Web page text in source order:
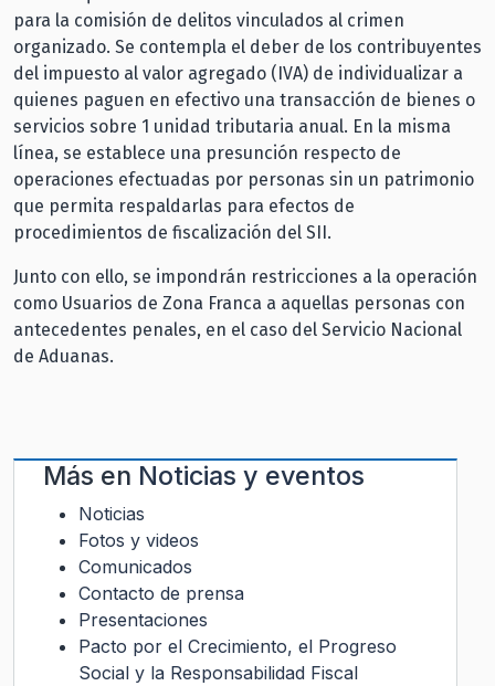
para la comisión de delitos vinculados al crimen
organizado. Se contempla el deber de los contribuyentes
del impuesto al valor agregado (IVA) de individualizar a
quienes paguen en efectivo una transacción de bienes o
servicios sobre 1 unidad tributaria anual. En la misma
línea, se establece una presunción respecto de
operaciones efectuadas por personas sin un patrimonio
que permita respaldarlas para efectos de
procedimientos de fiscalización del SII.
Junto con ello, se impondrán restricciones a la operación
como Usuarios de Zona Franca a aquellas personas con
antecedentes penales, en el caso del Servicio Nacional
de Aduanas.
Más en Noticias y eventos
Noticias
Fotos y videos
Comunicados
Contacto de prensa
Presentaciones
Pacto por el Crecimiento, el Progreso
Social y la Responsabilidad Fiscal